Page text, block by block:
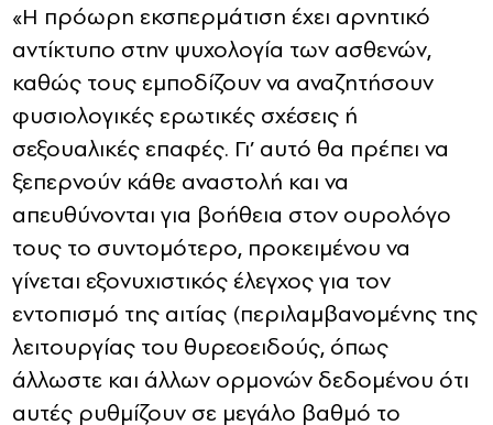
«Η πρόωρη εκσπερμάτιση έχει αρνητικό
αντίκτυπο στην ψυχολογία των ασθενών,
καθώς τους εμποδίζουν να αναζητήσουν
φυσιολογικές ερωτικές σχέσεις ή
σεξουαλικές επαφές. Γι’ αυτό θα πρέπει να
ξεπερνούν κάθε αναστολή και να
απευθύνονται για βοήθεια στον ουρολόγο
τους το συντομότερο, προκειμένου να
γίνεται εξονυχιστικός έλεγχος για τον
εντοπισμό της αιτίας (περιλαμβανομένης της
λειτουργίας του θυρεοειδούς, όπως
άλλωστε και άλλων ορμονών δεδομένου ότι
αυτές ρυθμίζουν σε μεγάλο βαθμό το